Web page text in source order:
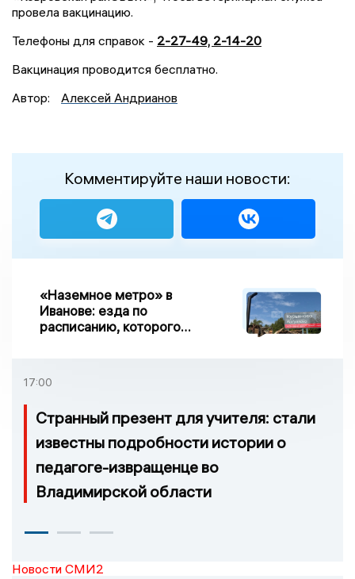
провела вакцинацию.
Телефоны для справок - 2-27-49, 2-14-20
Вакцинация проводится бесплатно.
Автор:
Алексей Андрианов
Комментируйте наши новости:
«Наземное метро» в
Иванове: езда по
расписанию, которого
17:00
Странный презент для учителя: стали
известны подробности истории о
педагоге-извращенце во
Владимирской области
Новости СМИ2